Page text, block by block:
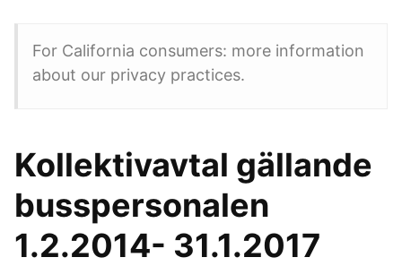
For California consumers: more information
about our privacy practices.
Kollektivavtal gällande
busspersonalen
1.2.2014- 31.1.2017